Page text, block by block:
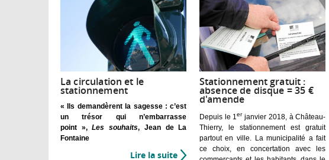
La circulation et le
stationnement
« Ils demandèrent la sagesse : c’est
un trésor qui n’embarrasse
point »,Les souhaits, Jean de La
Fontaine
Lire la suite de
Stationnement gratuit :
absence de disque = 35 €
d'amende
Depuis le 1er janvier 2018, à Château-
Thierry, le stationnement est gratuit
partout en ville. La municipalité a fait
ce choix, en concertation avec les